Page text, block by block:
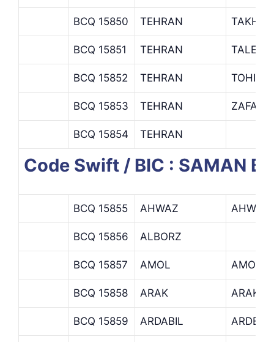
BCQ 15850 TEHRAN TAKHTI
BCQ 15851 TEHRAN
BCQ 15852 TEHRAN TOHID
BCQ 15853 TEHRAN ZAFAR
BCQ 15854 TEHRAN
Code Swift / BIC : SAMAN
BCQ 15855 AHWAZ AHWAZ
BCQ 15856 ALBORZ
BCQ 15857 AMOL AMOL
BCQ 15858 ARAK ARAK
BCQ 15859 ARDABIL